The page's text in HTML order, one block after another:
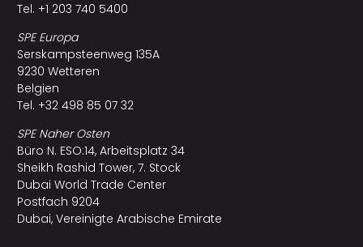
Tel. +1 203 740 5400
SPE Europa
Serskampsteenweg 135A
9230 Wetteren
Belgien
Tel. +32 498 85 07 32
SPE Naher Osten
Büro N. ESO:14, Arbeitsplatz 34
Sheikh Rashid Tower, 7. Stock
Dubai World Trade Center
Postfach 9204
Dubai, Vereinigte Arabische Emirate